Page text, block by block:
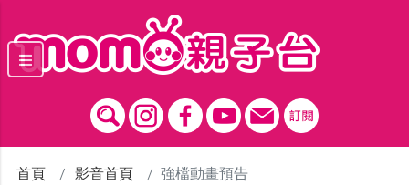
首頁 影音首頁 強檔動畫預告